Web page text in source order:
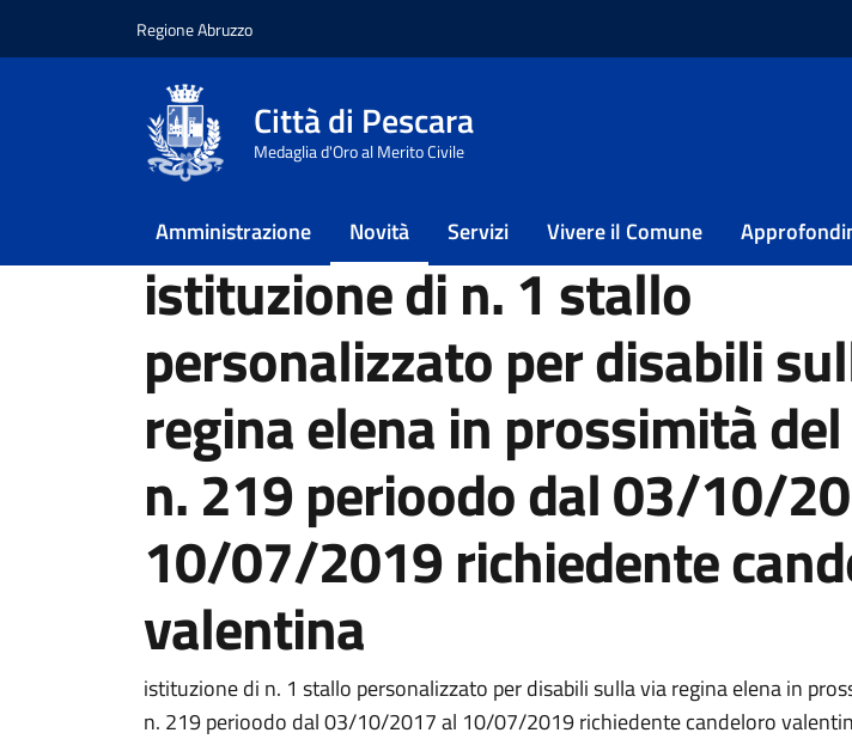
Regione Abruzzo
Città di Pescara
Medaglia d'Oro al Merito Civile
Amministrazione Novità Servizi Vivere il Comune
Home / Novità / Notizie
/ istituzione di n. 1 stallo personalizzato per disabili sulla via regina elena in
istituzione di n. 1 stallo
personalizzato per disabili
regina elena in prossimità
n. 219 perioodo dal 03/10/
10/07/2019 richiedente
valentina
Dettagli della notizia
istituzione di n. 1 stallo personalizzato per disabili sulla via regina elena in
n. 219 perioodo dal 03/10/2017 al 10/07/2019 richiedente candeloro